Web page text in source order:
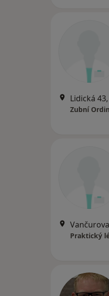
Lidická
Praktický